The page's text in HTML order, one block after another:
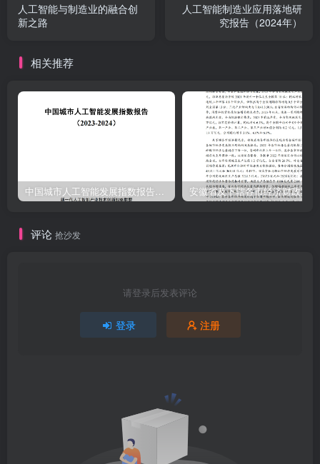
资，在大规模实施落地前，应该明确率。人工智能帮助企业提升自动
化的效率自身战略，找准应用场景，坚实数据基础，和精确度，预测
以及提升质检效率，因此93%的受访试，让人工智能真正为企业创造
价值。企业认为这项技术将成为制造业增长和创新的关键技术，87%
的企业已经或计划在两年内部署人工智能，83%的企业认为人工智能
将在未来2-5年内对企业的生产和管理产生实际可见的影响。
人工智能与制造业的融合创
新之路
人工智能制造业应用落地研
究报告（2024年）
相关推荐
评论 抢沙发
请登录后发表评论
登录 注册